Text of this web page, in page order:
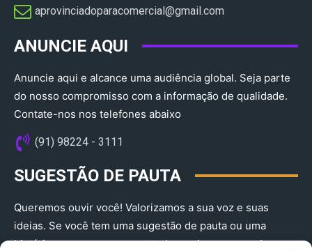
aprovinciadoparacomercial@gmail.com​
ANUNCIE AQUI
Anuncie aqui e alcance uma audiência global. Seja parte
do nosso compromisso com a informação de qualidade.
Contate-nos nos telefones abaixo
(91) 98224 - 3111
SUGESTÃO DE PAUTA
Queremos ouvir você! Valorizamos a sua voz e suas
ideias. Se você tem uma sugestão de pauta ou uma
história que merece ser contada, envie-nos agora!